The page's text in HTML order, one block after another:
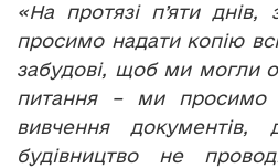
«На протязі п’яти днів,
просимо надати копію
забудові, щоб ми могли
питання – ми просимо
вивчення документів,
будівництво не